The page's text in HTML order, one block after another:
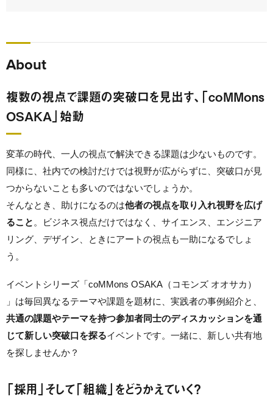
About
複数の視点で課題の突破口を見出す、「coMMons
OSAKA」始動
変革の時代、一人の視点で解決できる課題は少ないものです。
同様に、社内での検討だけでは視野が広がらずに、突破口が見
つからないことも多いのではないでしょうか。
そんなとき、助けになるのは他者の視点を取り入れ視野を広げ
ること 。ビジネス視点だけではなく、サイエンス、エンジニア
リング、デザイン、ときにアートの視点も一助になるでしょ
う。
イベントシリーズ「coMMons OSAKA（コモンズ オオサカ）
」は毎回異なるテーマや課題を題材に、実践者の事例紹介と、
共通の課題やテーマを持つ参加者同士のディスカッションを通
じて新しい突破口を探るイベントです。一緒に、新しい共有地
を探しませんか？
「採用」そして「組織」をどうかえていく？